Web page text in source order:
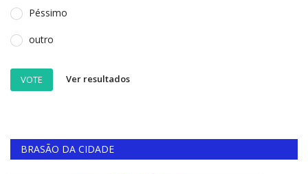
Péssimo
outro
VOTE Ver resultados
BRASÃO DA CIDADE